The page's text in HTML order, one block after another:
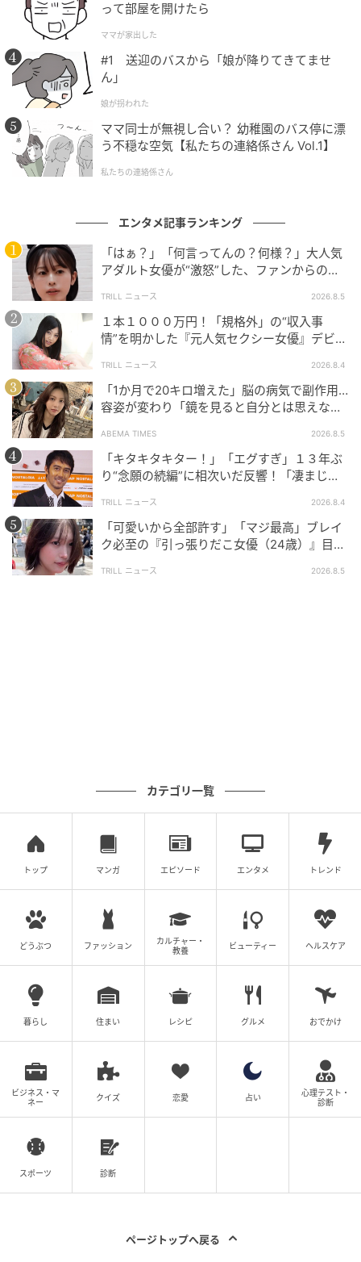
家側に回り「汁をいっぱい吸って栄養たっぷりの麺っ
て感じがします」と援護射撃。とはいえ、そんなに説
得力があるフォローではなかったようで、山内は「お
前の味方、めっちゃ弱いやつやん」とバッサリ。これ
には濱家も大笑いしていた。
なお、濱家が的場の顔色を伺いつつも麺の硬さ論争で
一歩も引かなかった様子は、5月6日に放送されたトー
クバラエティ番組「これ余談なんですけど・・・」
（ABCテレビ）で紹介された。
【TVer】「水につけたら“バリバリ”！」ぼる塾・田辺
が紹介した揚げ餅の信じられない食べ方
次の記事
京都・寺町通には、テラだけでなくギガもあ
って部屋を開けたら
ママが家出した
#1 送迎のバスから「娘が降りてきてませ
ん」
娘が拐われた
ママ同士が無視し合い？ 幼稚園のバス停に漂
う不穏な空気【私たちの連絡係さん Vol.1】
私たちの連絡係さん
エンタメ記事ランキング
「はぁ？」「何言ってんの？何様？」大人気
アダルト女優が“激怒”した、ファンからの
TRILL ニュース 2026.8.5
１本１０００万円！「規格外」の“収入事
情”を明かした『元人気セクシー女優』デビュ
TRILL ニュース 2026.8.4
「1か月で20キロ増えた」脳の病気で副作用…
容姿が変わり「鏡を見ると自分とは思えなか
ABEMA TIMES 2026.8.5
「キタキタキター！」「エグすぎ」１３年ぶ
り“念願の続編”に相次いだ反響！「凄まじく
TRILL ニュース 2026.8.4
「可愛いから全部許す」「マジ最高」ブレイ
ク必至の『引っ張りだこ女優（24歳）』目が
TRILL ニュース 2026.8.5
カテゴリ一覧
トップ マンガ エピソード エンタメ トレンド
どうぶつ ファッション
カルチャー・
教養
ビューティー ヘルスケア
暮らし 住まい レシピ グルメ おでかけ
ビジネス・マ
ネー
クイズ 恋愛 占い
心理テスト・
診断
スポーツ 診断
ページトップへ戻る